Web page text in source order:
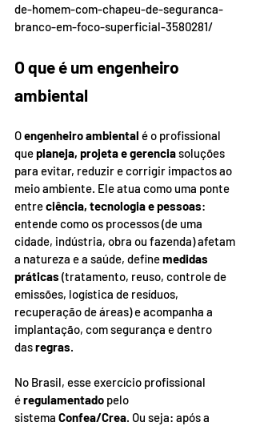
de-homem-com-chapeu-de-seguranca-
branco-em-foco-superficial-3580281/
O que é um engenheiro
ambiental
O engenheiro ambiental é o profissional
que planeja, projeta e gerencia soluções
para evitar, reduzir e corrigir impactos ao
meio ambiente. Ele atua como uma ponte
entre ciência, tecnologia e pessoas:
entende como os processos (de uma
cidade, indústria, obra ou fazenda) afetam
a natureza e a saúde, define medidas
práticas (tratamento, reuso, controle de
emissões, logística de resíduos,
recuperação de áreas) e acompanha a
implantação, com segurança e dentro
das regras.
No Brasil, esse exercício profissional
é regulamentado pelo
sistema Confea/Crea. Ou seja: após a